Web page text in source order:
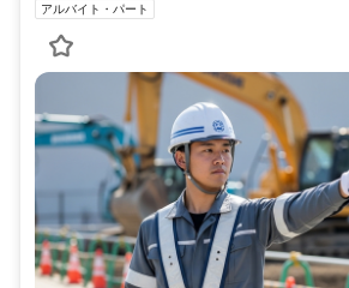
アルバイト・パート